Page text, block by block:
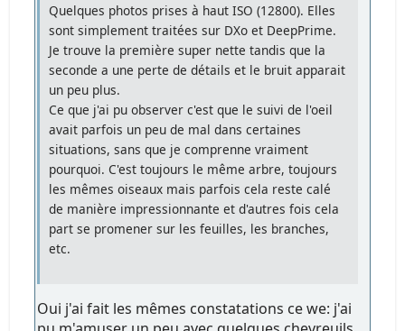
Quelques photos prises à haut ISO (12800). Elles
sont simplement traitées sur DXo et DeepPrime.
Je trouve la première super nette tandis que la
seconde a une perte de détails et le bruit apparait
un peu plus.
Ce que j'ai pu observer c'est que le suivi de l'oeil
avait parfois un peu de mal dans certaines
situations, sans que je comprenne vraiment
pourquoi. C'est toujours le même arbre, toujours
les mêmes oiseaux mais parfois cela reste calé
de manière impressionnante et d'autres fois cela
part se promener sur les feuilles, les branches,
etc.
Oui j'ai fait les mêmes constatations ce we: j'ai